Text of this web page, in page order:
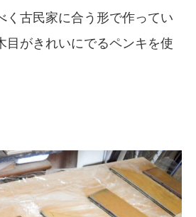
く古民家に合う形で作ってい
目がきれいにでるペンキを使